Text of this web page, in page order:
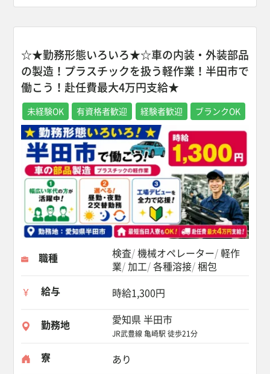
☆★勤務形態いろいろ★☆車の内装・外装部品
の製造！プラスチックを扱う軽作業！半田市で
働こう！赴任費最大4万円支給★
未経験OK 有資格者歓迎 経験者歓迎 ブランクOK
職種 検査 機械オペレーター 軽作
業 加工 各種溶接 梱包
給与
時給1,300円
勤務地 愛知県 半田市
JR武豊線 亀崎駅 徒歩21分
寮 あり